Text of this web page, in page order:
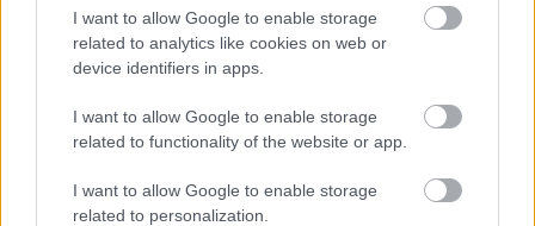
I want to allow Google to enable storage
related to analytics like cookies on web or
device identifiers in apps.
I want to allow Google to enable storage
related to functionality of the website or app.
I want to allow Google to enable storage
related to personalization.
Csángó Fesztivál
Meghosszabbított hőségriasztás és vízkorlátozások, a
Átszervezi működését az osztrák óriáscég, Szolnok is érintett
Tragédiába torkollott a segítségnyújtás elmulasztása, három
kisújszállási lakos ellen emeltek vádat